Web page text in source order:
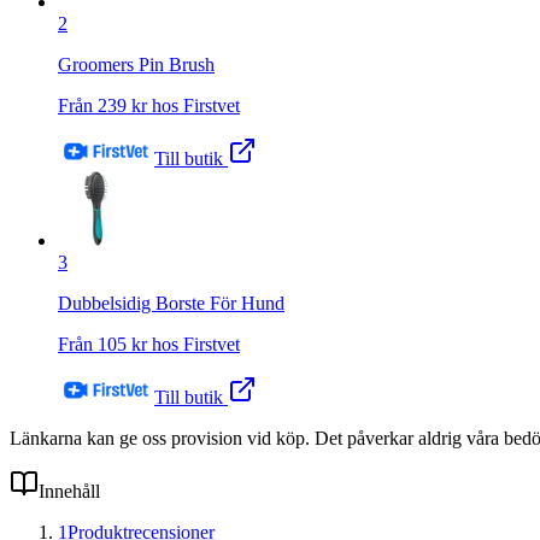
2
Groomers Pin Brush
Från 239 kr hos Firstvet
Till butik
3
Dubbelsidig Borste För Hund
Från 105 kr hos Firstvet
Till butik
Länkarna kan ge oss provision vid köp. Det påverkar aldrig våra
Innehåll
1Produktrecensioner